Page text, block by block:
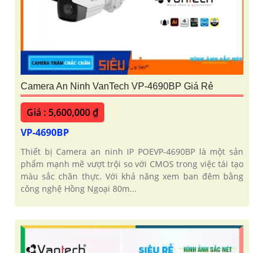
Camera An Ninh VanTech VP-4690BP Giá Rẻ
Giá : 5,600,000 ₫
VP-4690BP
Thiết bị Camera an ninh IP POEVP-4690BP là một sản
phẩm mạnh mẽ vượt trội so với CMOS trong việc tái tạo
màu sắc chân thực. Với khả năng xem ban đêm bằng
công nghệ Hồng Ngoại 80m...